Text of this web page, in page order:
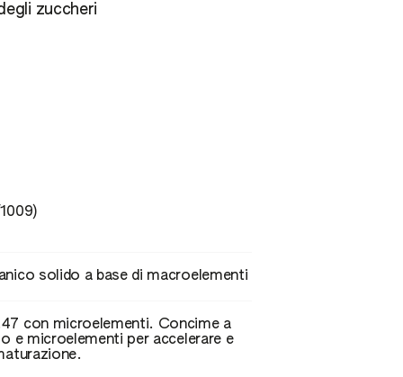
zuccheri
solido a base di macroelementi
con microelementi. Concime a
e microelementi per accelerare e